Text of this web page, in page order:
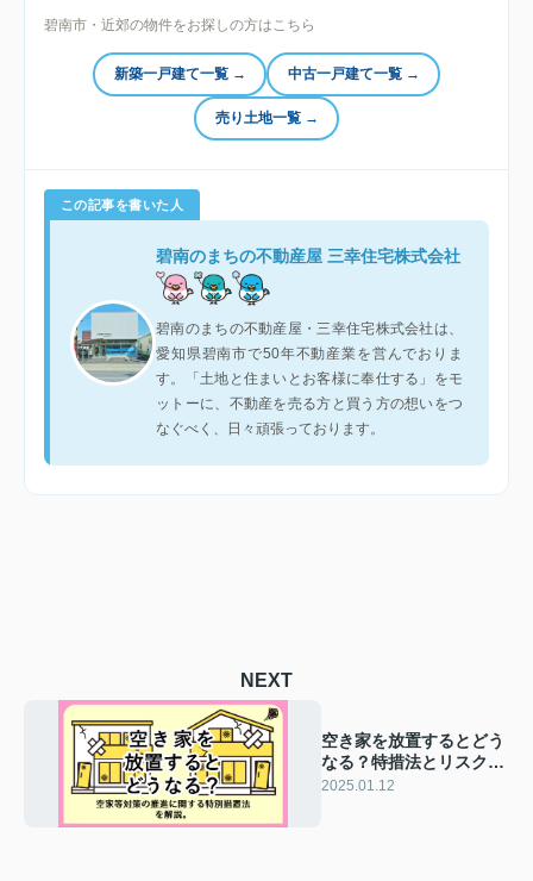
碧南市・近郊の物件をお探しの方はこちら
新築一戸建て一覧 → 中古一戸建て一覧 →
売り土地一覧 →
この記事を書いた人
碧南のまちの不動産屋 三幸住宅株式会社
碧南のまちの不動産屋・三幸住宅株式会社は、
愛知県碧南市で50年不動産業を営んでおりま
す。「土地と住まいとお客様に奉仕する」をモ
ットーに、不動産を売る方と買う方の想いをつ
なぐべく、日々頑張っております。
NEXT
空き家を放置するとどう
なる？特措法とリスクを
解説
2025.01.12